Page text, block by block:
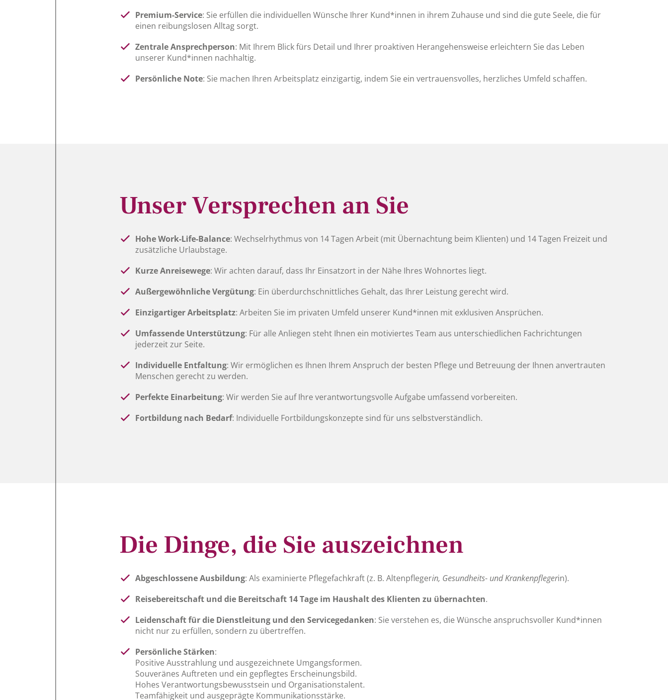
Premium-Service: Sie erfüllen die individuellen Wünsche Ihrer Kund*innen in ihrem Zuhause und sind die gute Seele, die für
einen reibungslosen Alltag sorgt.
Zentrale Ansprechperson: Mit Ihrem Blick fürs Detail und Ihrer proaktiven Herangehensweise erleichtern Sie das Leben
unserer Kund*innen nachhaltig.
Persönliche Note: Sie machen Ihren Arbeitsplatz einzigartig, indem Sie ein vertrauensvolles, herzliches Umfeld schaffen.
Unser Versprechen an Sie
Hohe Work-Life-Balance: Wechselrhythmus von 14 Tagen Arbeit (mit Übernachtung beim Klienten) und 14 Tagen Freizeit und
zusätzliche Urlaubstage.
Kurze Anreisewege: Wir achten darauf, dass Ihr Einsatzort in der Nähe Ihres Wohnortes liegt.
Außergewöhnliche Vergütung: Ein überdurchschnittliches Gehalt, das Ihrer Leistung gerecht wird.
Einzigartiger Arbeitsplatz: Arbeiten Sie im privaten Umfeld unserer Kund*innen mit exklusiven Ansprüchen.
Umfassende Unterstützung: Für alle Anliegen steht Ihnen ein motiviertes Team aus unterschiedlichen Fachrichtungen
jederzeit zur Seite.
Individuelle Entfaltung: Wir ermöglichen es Ihnen Ihrem Anspruch der besten Pflege und Betreuung der Ihnen anvertrauten
Menschen gerecht zu werden.
Perfekte Einarbeitung: Wir werden Sie auf Ihre verantwortungsvolle Aufgabe umfassend vorbereiten.
Fortbildung nach Bedarf: Individuelle Fortbildungskonzepte sind für uns selbstverständlich.
Die Dinge, die Sie auszeichnen
Abgeschlossene Ausbildung: Als examinierte Pflegefachkraft (z. B. Altenpflegerin, Gesundheits- und Krankenpflegerin).
Reisebereitschaft und die Bereitschaft 14 Tage im Haushalt des Klienten zu übernachten.
Leidenschaft für die Dienstleitung und den Servicegedanken: Sie verstehen es, die Wünsche anspruchsvoller Kund*innen
nicht nur zu erfüllen, sondern zu übertreffen.
Persönliche Stärken:
Positive Ausstrahlung und ausgezeichnete Umgangsformen.
Souveränes Auftreten und ein gepflegtes Erscheinungsbild.
Hohes Verantwortungsbewusstsein und Organisationstalent.
Teamfähigkeit und ausgeprägte Kommunikationsstärke.